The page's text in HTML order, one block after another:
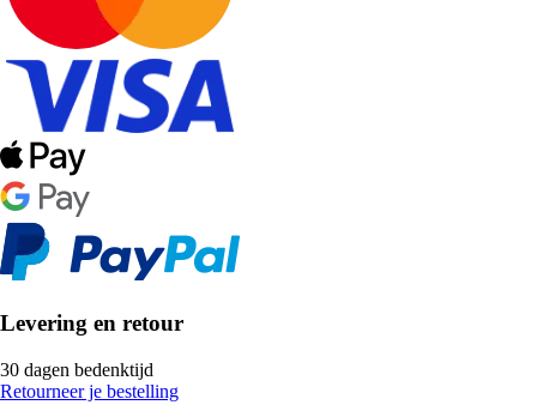
Levering en retour
30 dagen bedenktijd
Retourneer je bestelling